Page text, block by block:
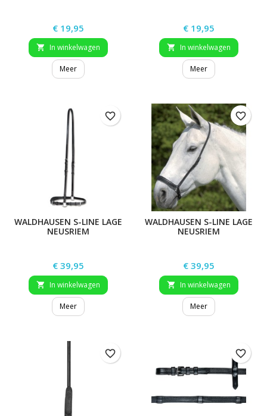
Prijs
€ 19,95
 In winkelwagen
Meer
Prijs
€ 19,95
 In winkelwagen
Meer
WALDHAUSEN S-LINE LAGE
NEUSRIEM
Prijs
€ 39,95
 In winkelwagen
Meer
favorite_border
WALDHAUSEN S-LINE LAGE
NEUSRIEM
Prijs
€ 39,95
 In winkelwagen
Meer
favorite_border
favorite_border favorite_border